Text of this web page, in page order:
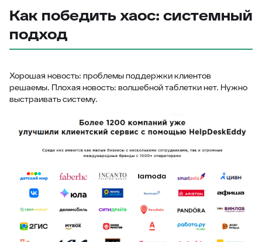
Как победить хаос: системный
подход
Хорошая новость: проблемы поддержки клиентов
решаемы. Плохая новость: волшебной таблетки нет. Нужно
выстраивать систему.